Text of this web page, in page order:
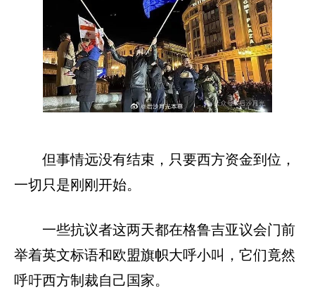
但事情远没有结束，只要西方资金到位，
一切只是刚刚开始。
一些抗议者这两天都在格鲁吉亚议会门前
举着英文标语和欧盟旗帜大呼小叫，它们竟然
呼吁西方制裁自己国家。